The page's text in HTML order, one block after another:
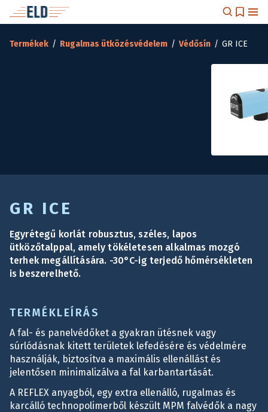
Termékek / Rugalmas ütközésvédelem / Védősín / GR ICE
GR ICE
Egyrétegű korlát robusztus, széles, lapos
ütközőtalppal, amely tökéletesen alkalmas mozgó
terhek megállítására. -30°C-ig terjedő hőmérsékleten
is beszerelhető.
TERMÉKLEÍRÁS
A fal- és panelvédőket a gyakran ütésnek vagy
súrlódásnak kitett területek lefedésére és védelmére
használják, biztosítva a maximális ellenállást és
jelentősen minimalizálva a fal karbantartását.
A REFLEX anyagból, egy extra ellenálló, rugalmas és
karcálló technopolimerből készült MPM falvédők a nagy